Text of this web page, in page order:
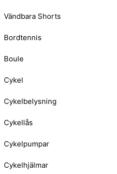
Vändbara Shorts
Bordtennis
Boule
Cykel
Cykelbelysning
Cykellås
Cykelpumpar
Cykelhjälmar